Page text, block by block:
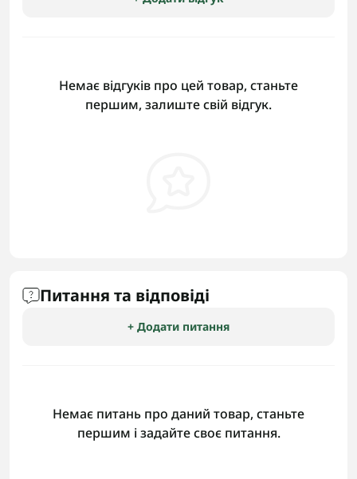
Немає відгуків про цей товар, станьте
першим, залиште свій відгук.
Питання та відповіді
+ Додати питання
Немає питань про даний товар, станьте
першим і задайте своє питання.